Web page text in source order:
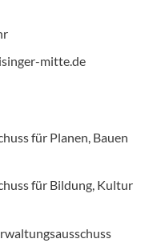
mitte.de
für Planen, Bauen
für Bildung, Kultur